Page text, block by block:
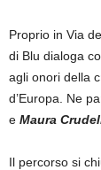
Proprio in Via
di Blu dialoga
agli onori della
d’Europa. Ne
e Maura
Il percorso si